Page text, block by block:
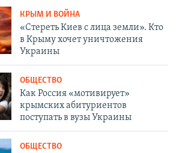
КРЫМ И ВОЙНА
«Стереть Киев с лица земли». Кто
в Крыму хочет уничтожения
Украины
ОБЩЕСТВО
Как Россия «мотивирует»
крымских абитуриентов
поступать в вузы Украины
ОБЩЕСТВО